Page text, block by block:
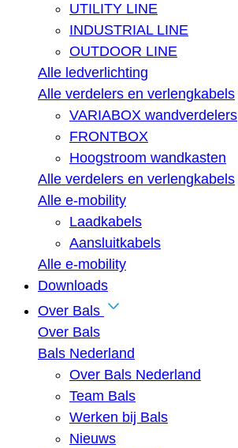
UTILITY LINE
INDUSTRIAL LINE
OUTDOOR LINE
Alle ledverlichting
Alle verdelers en verlengkabels
VARIABOX wandverdelers
FRONTBOX
Hoogstroom wandkasten
Alle verdelers en verlengkabels
Alle e-mobility
Laadkabels
Aansluitkabels
Alle e-mobility
Downloads
Over Bals
Over Bals
Bals Nederland
Over Bals Nederland
Team Bals
Werken bij Bals
Nieuws